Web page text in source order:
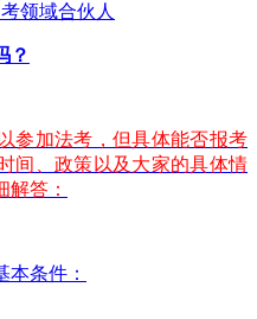
领域合伙人
？
参加法考，但具体能否报考
间、政策以及大家的具体情
答：
条件：